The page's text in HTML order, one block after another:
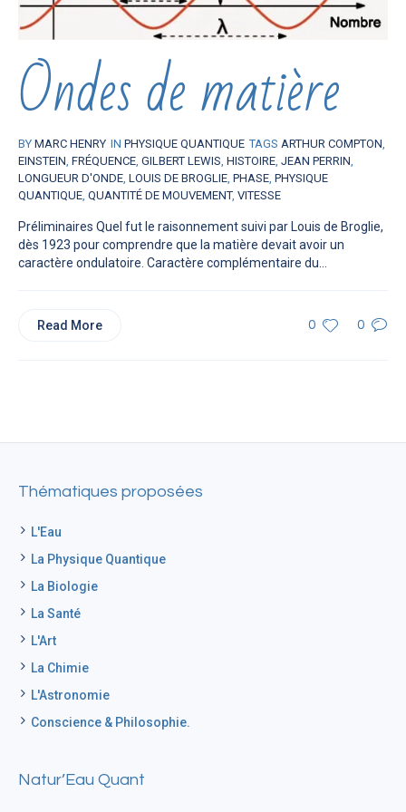
Ondes de matière
BY MARC HENRY IN PHYSIQUE QUANTIQUE TAGS ARTHUR COMPTON,
EINSTEIN, FRÉQUENCE, GILBERT LEWIS, HISTOIRE, JEAN PERRIN,
LONGUEUR D'ONDE, LOUIS DE BROGLIE, PHASE, PHYSIQUE
QUANTIQUE, QUANTITÉ DE MOUVEMENT, VITESSE
Préliminaires Quel fut le raisonnement suivi par Louis de Broglie,
dès 1923 pour comprendre que la matière devait avoir un
caractère ondulatoire. Caractère complémentaire du...
0 0
Read More
Thématiques proposées
L'Eau
La Physique Quantique
La Biologie
La Santé
L'Art
La Chimie
L'Astronomie
Conscience & Philosophie.
Natur’Eau Quant